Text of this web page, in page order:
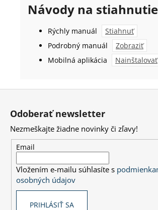
Návody na stiahnutie
Rýchly manuál
Stiahnuť
Podrobný manuál
Zobraziť
Mobilná aplikácia
Nainštalovať
Z
Odoberať newsletter
Nezmeškajte žiadne novinky či zľavy!
Email
Vložením e-mailu súhlasíte s
osobných údajov
PRIHLÁSIŤ SA